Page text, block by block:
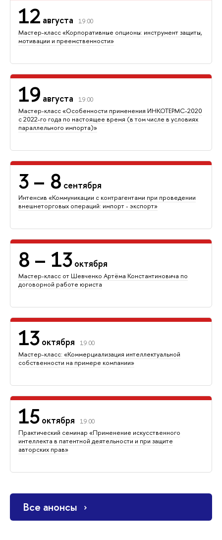
12 августа 19:00
Мастер-класс «Корпоративные опционы: инструмент защиты,
мотивации и преемственности»
19 августа 19:00
Мастер-класс «Особенности применения ИНКОТЕРМС-2020
с 2022-го года по настоящее время (в том числе в условиях
параллельного импорта)»
3 – 8 сентября
Интенсив «Коммуникации с контрагентами при проведении
внешнеторговых операций: импорт - экспорт»
8 – 13 октября
Мастер-класс от Шевченко Артёма Константиновича по
договорной работе юриста
13 октября 19:00
Мастер-класс: «Коммерциализация интеллектуальной
собственности на примере компании»
15 октября 19:00
Практический семинар «Применение искусственного
интеллекта в патентной деятельности и при защите
авторских прав»
Все анонсы